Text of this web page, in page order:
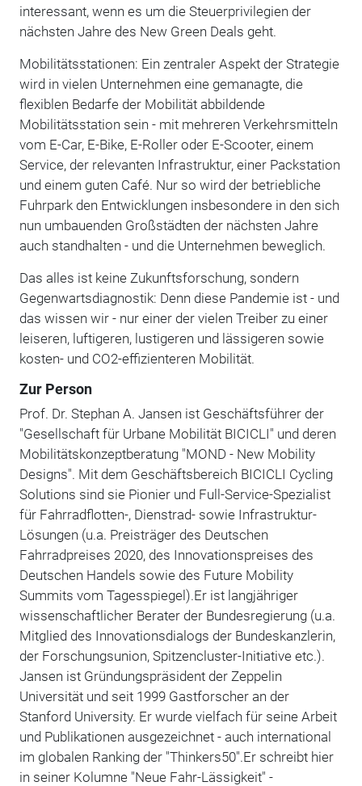
interessant, wenn es um die Steuerprivilegien der
nächsten Jahre des New Green Deals geht.
Mobilitätsstationen: Ein zentraler Aspekt der Strategie
wird in vielen Unternehmen eine gemanagte, die
flexiblen Bedarfe der Mobilität abbildende
Mobilitätsstation sein - mit mehreren Verkehrsmitteln
vom E-Car, E-Bike, E-Roller oder E-Scooter, einem
Service, der relevanten Infrastruktur, einer Packstation
und einem guten Café. Nur so wird der betriebliche
Fuhrpark den Entwicklungen insbesondere in den sich
nun umbauenden Großstädten der nächsten Jahre
auch standhalten - und die Unternehmen beweglich.
Das alles ist keine Zukunftsforschung, sondern
Gegenwartsdiagnostik: Denn diese Pandemie ist - und
das wissen wir - nur einer der vielen Treiber zu einer
leiseren, luftigeren, lustigeren und lässigeren sowie
kosten- und CO2-effizienteren Mobilität.
Zur Person
Prof. Dr. Stephan A. Jansen ist Geschäftsführer der
"Gesellschaft für Urbane Mobilität BICICLI" und deren
Mobilitätskonzeptberatung "MOND - New Mobility
Designs". Mit dem Geschäftsbereich BICICLI Cycling
Solutions sind sie Pionier und Full-Service-Spezialist
für Fahrradflotten-, Dienstrad- sowie Infrastruktur-
Lösungen (u.a. Preisträger des Deutschen
Fahrradpreises 2020, des Innovationspreises des
Deutschen Handels sowie des Future Mobility
Summits vom Tagesspiegel).Er ist langjähriger
wissenschaftlicher Berater der Bundesregierung (u.a.
Mitglied des Innovationsdialogs der Bundeskanzlerin,
der Forschungsunion, Spitzencluster-Initiative etc.).
Jansen ist Gründungspräsident der Zeppelin
Universität und seit 1999 Gastforscher an der
Stanford University. Er wurde vielfach für seine Arbeit
und Publikationen ausgezeichnet - auch international
im globalen Ranking der "Thinkers50".Er schreibt hier
in seiner Kolumne "Neue Fahr-Lässigkeit" -